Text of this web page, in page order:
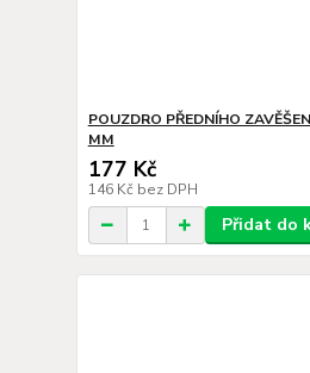
POUZDRO PŘEDNÍHO
MM
177 Kč
146 Kč bez DPH
Přidat do